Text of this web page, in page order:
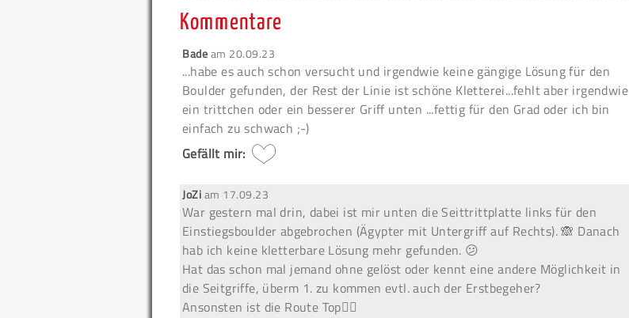
Kommentare
Badeam 20.09.23
...habe es auch schon versucht und irgendwie keine gängige Lösung für den
Boulder gefunden, der Rest der Linie ist schöne Kletterei...fehlt aber irgendwie
ein trittchen oder ein besserer Griff unten ...fettig für den Grad oder ich bin
einfach zu schwach ;-)
Gefällt mir:
JoZiam 17.09.23
War gestern mal drin, dabei ist mir unten die Seittrittplatte links für den
Einstiegsboulder abgebrochen (Ägypter mit Untergriff auf Rechts). 🙈 Danach
hab ich keine kletterbare Lösung mehr gefunden. 😕
Hat das schon mal jemand ohne gelöst oder kennt eine andere Möglichkeit in
die Seitgriffe, überm 1. zu kommen evtl. auch der Erstbegeher?
Ansonsten ist die Route Top👍🏻